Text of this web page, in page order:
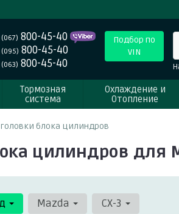
(067) 800-45-40
(095) 800-45-40
(063) 800-45-40
Подбор по
VIN
Тормозная
система
Охлаждение и
Отопление
блока цилиндров
цилиндров для
Mazda CX-3